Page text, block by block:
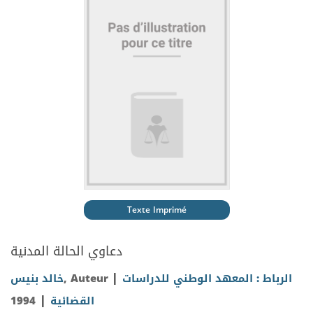
Texte Imprimé
دعاوي الحالة المدنية
خالد بنيس, Auteur | الرباط : المعهد الوطني للدراسات
القضائية |
1994